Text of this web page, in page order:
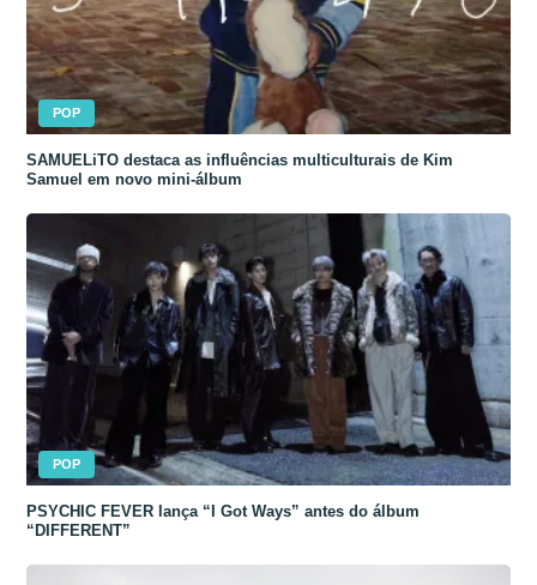
POP
SAMUELiTO destaca as influências multiculturais de Kim
Samuel em novo mini-álbum
POP
PSYCHIC FEVER lança “I Got Ways” antes do álbum
“DIFFERENT”